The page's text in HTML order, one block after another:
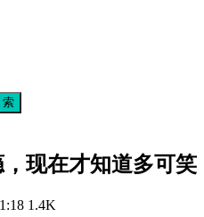
索
现在才知道多可笑
1.4K